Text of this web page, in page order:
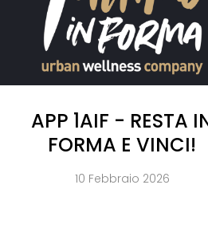
APP 1AIF - RESTA
FORMA E VINCI!
10 Febbraio 2026